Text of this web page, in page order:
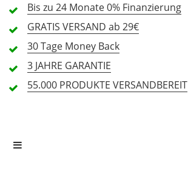
2 Sterne
1 Sterne
Alle Sprachen
Bis zu 24 Monate0% Finanzierung
GRATIS VERSAND ab 29€
30 Tage Money Back
3 JAHRE GARANTIE
55.000 PRODUKTE VERSANDBEREIT